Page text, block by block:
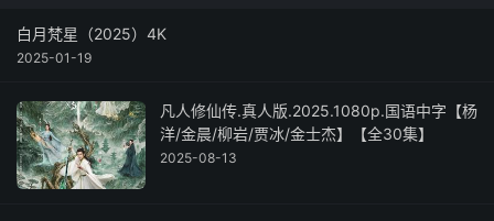
白月梵星（2025）4K
2025-01-19
凡人修仙传.真人版.2025.1080p.国语中字【杨
洋/金晨/柳岩/贾冰/金士杰】【全30集】
2025-08-13